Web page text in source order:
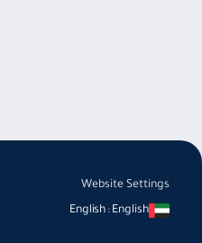
Website Settings
English
:
English